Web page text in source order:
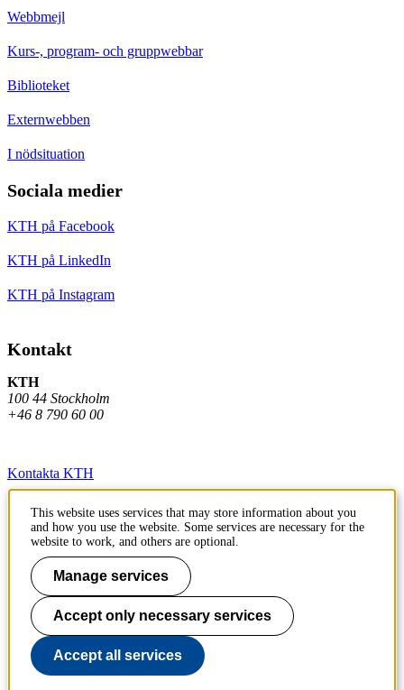
Webbmejl
Kurs-, program- och gruppwebbar
Biblioteket
Externwebben
I nödsituation
Sociala medier
KTH på Facebook
KTH på LinkedIn
KTH på Instagram
Kontakt
KTH
100 44 Stockholm
+46 8 790 60 00
Kontakta KTH
Jobba på KTH
Press och media
Faktura och betalning KTH
Om KTH:s webbplatser
Tillgänglighetsredogörelse
This website uses services that may store information about you
and how you use the website. Some services are necessary for the
website to work, and others are optional.
Manage services
Accept only necessary services
Accept all services